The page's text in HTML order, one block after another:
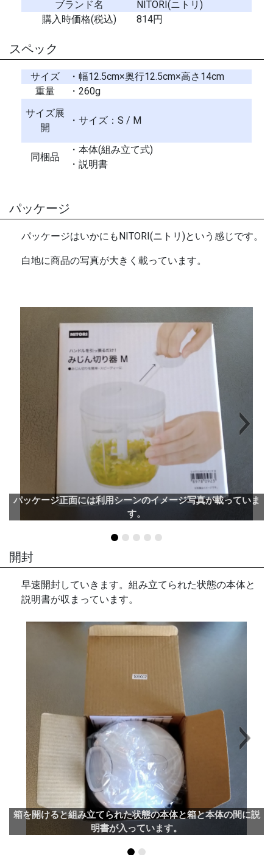
ブランド名
NITORI(ニトリ)
購入時価格(税込)
814円
スペック
サイズ
・幅12.5cm×奥行12.5cm×高さ14cm
重量
・260g
サイズ展
開
・サイズ：S / M
同梱品
・本体(組み立て式)
・説明書
パッケージ
パッケージはいかにもNITORI(ニトリ)という感じです。
白地に商品の写真が大きく載っています。
パッケージ正面には利用シーンのイメージ写真が載っていま
す。
Next
開封
早速開封していきます。組み立てられた状態の本体と
説明書が収まっています。
箱を開けると組み立てられた状態の本体と箱と本体の間に説
明書が入っています。
Next